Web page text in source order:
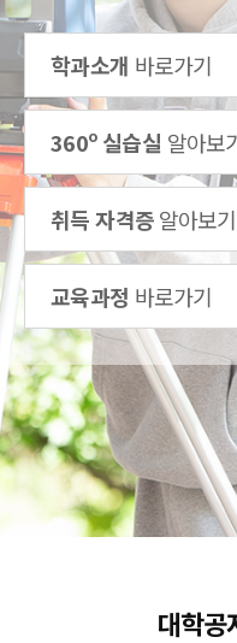
학과소개 바로가기
360º 실습실 알아보
취득 자격증알아보기
교육과정 바로가기
대학공